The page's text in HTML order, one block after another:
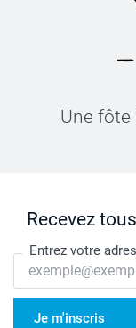
Une fôte
Recevez
Entrez votre
Je m'inscris